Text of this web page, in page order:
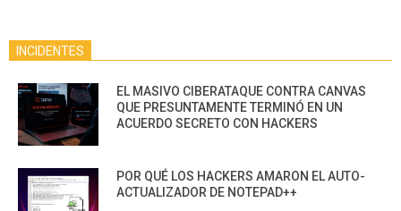
INCIDENTES
EL MASIVO CIBERATAQUE CONTRA CANVAS
QUE PRESUNTAMENTE TERMINÓ EN UN
ACUERDO SECRETO CON HACKERS
POR QUÉ LOS HACKERS AMARON EL AUTO-
ACTUALIZADOR DE NOTEPAD++